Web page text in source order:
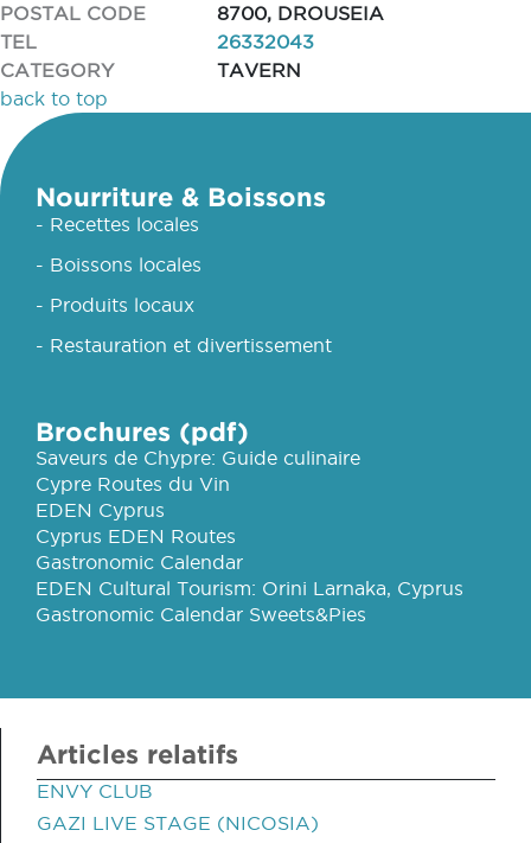
POSTAL CODE
8700, DROUSEIA
TEL
26332043
CATEGORY
TAVERN
back to top
Nourriture & Boissons
- Recettes locales
- Boissons locales
- Produits locaux
- Restauration et divertissement
Brochures (pdf)
Saveurs de Chypre: Guide culinaire
Cypre Routes du Vin
EDEN Cyprus
Cyprus EDEN Routes
Gastronomic Calendar
EDEN Cultural Tourism: Orini Larnaka, Cyprus
Gastronomic Calendar Sweets&Pies
Articles relatifs
ENVY CLUB
GAZI LIVE STAGE (NICOSIA)